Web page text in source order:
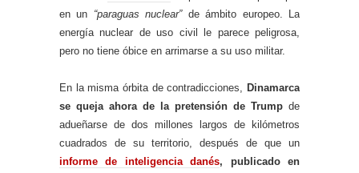
en un “paraguas nuclear”de ámbito europeo. La
energía nuclear de uso civil le parece peligrosa,
pero no tiene óbice en arrimarse a su uso militar.
En la misma órbita de contradicciones, Dinamarca
se queja ahora de la pretensión de Trump de
adueñarse de dos millones largos de kilómetros
cuadrados de su territorio, después de que un
informe de inteligencia danés, publicado en